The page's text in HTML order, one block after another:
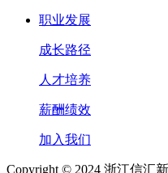
职业发展
成长路径
人才培养
薪酬绩效
加入我们
Copyright © 2024 浙江信汇